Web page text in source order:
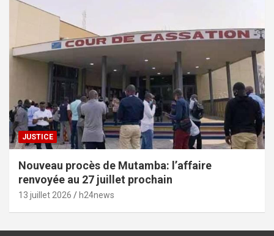
JUSTICE
Nouveau procès de Mutamba: l’affaire
renvoyée au 27 juillet prochain
13 juillet 2026 h24news